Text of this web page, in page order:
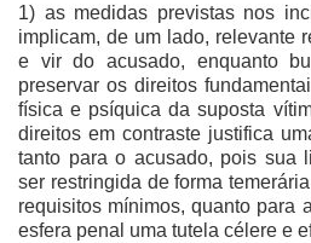
1) as medidas previstas nos
implicam, de um lado, relevante
e vir do acusado, enquanto
preservar os direitos
física e psíquica da suposta
direitos em contraste justifica
tanto para o acusado, pois sua
ser restringida de forma
requisitos mínimos, quanto para
esfera penal uma tutela célere e